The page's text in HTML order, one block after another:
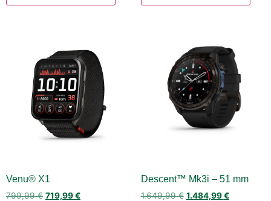
Venu® X1
799,99€ 719,99€
Descent™ Mk3i – 51 mm
1.649,99€ 1.484,99€